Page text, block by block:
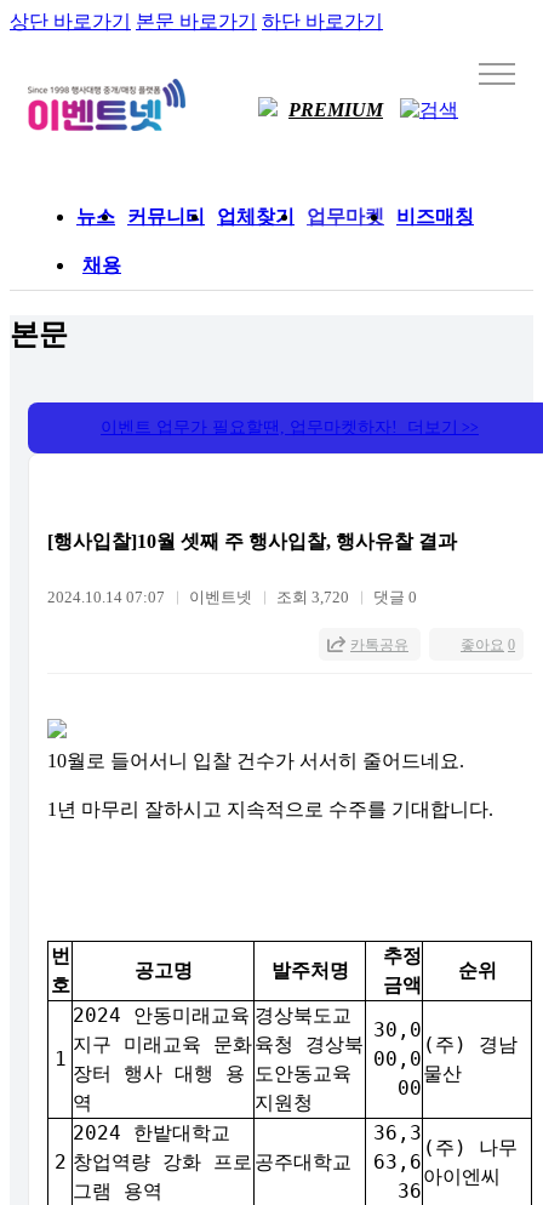
상단 바로가기 본문 바로가기 하단 바로가기
PREMIUM
뉴스 커뮤니티 업체찾기 업무마켓 비즈매칭
채용
본문
이벤트 업무가 필요할땐, 업무마켓하자! 더보기 >>
[행사입찰]10월 셋째 주 행사입찰, 행사유찰 결과
2024.10.14 07:07 이벤트넷 조회 3,720 댓글 0
좋아요 0
카톡공유
10월로 들어서니 입찰 건수가 서서히 줄어드네요.
1년 마무리 잘하시고 지속적으로 수주를 기대합니다.
번
호
공고명 발주처명
추정
금액
순위
1
2024 안동미래교육
지구 미래교육 문화
장터 행사 대행 용
역
경상북도교
육청 경상북
도안동교육
지원청
30,0
00,0
00
(주) 경남
물산
2
2024 한밭대학교
창업역량 강화 프로
그램 용역
공주대학교
36,3
63,6
36
(주) 나무
아이엔씨